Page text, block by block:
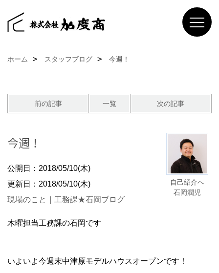
ホーム スタッフブログ 今週！
前の記事 一覧 次の記事
自己紹介へ
石岡潤児
今週！
公開日：2018/05/10(木)
更新日：2018/05/10(木)
現場のこと
工務課★石岡ブログ
木曜担当工務課の石岡です
いよいよ今週末中津原モデルハウスオープンです！